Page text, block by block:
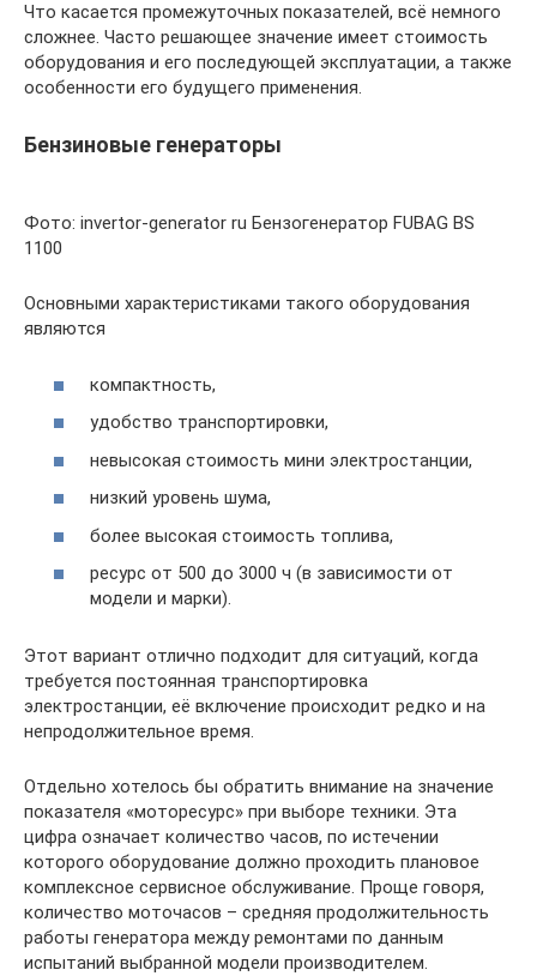
Что касается промежуточных показателей, всё немного
сложнее. Часто решающее значение имеет стоимость
оборудования и его последующей эксплуатации, а также
особенности его будущего применения.
Бензиновые генераторы
Фото: invertor-generator ru Бензогенератор FUBAG BS
1100
Основными характеристиками такого оборудования
являются
компактность,
удобство транспортировки,
невысокая стоимость мини электростанции,
низкий уровень шума,
более высокая стоимость топлива,
ресурс от 500 до 3000 ч (в зависимости от
модели и марки).
Этот вариант отлично подходит для ситуаций, когда
требуется постоянная транспортировка
электростанции, её включение происходит редко и на
непродолжительное время.
Отдельно хотелось бы обратить внимание на значение
показателя «моторесурс» при выборе техники. Эта
цифра означает количество часов, по истечении
которого оборудование должно проходить плановое
комплексное сервисное обслуживание. Проще говоря,
количество моточасов – средняя продолжительность
работы генератора между ремонтами по данным
испытаний выбранной модели производителем.